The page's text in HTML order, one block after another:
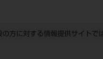
方に対する情報提供サイトで